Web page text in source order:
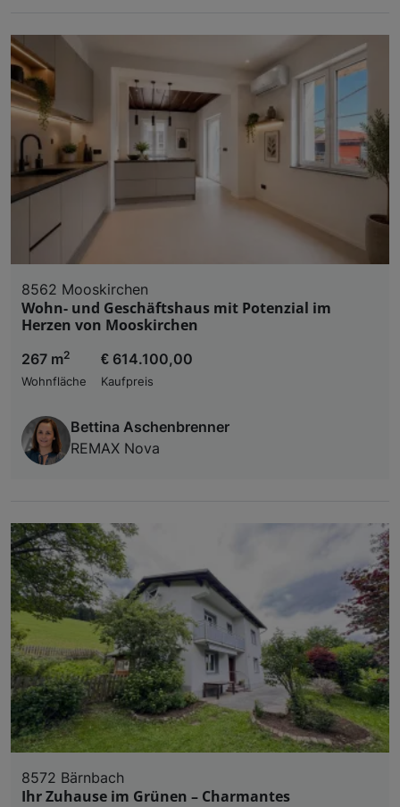
8562 Mooskirchen
Wohn- und Geschäftshaus mit Potenzial im
Herzen von Mooskirchen
267 m2
Wohnfläche
€ 614.100,00
Kaufpreis
Bettina Aschenbrenner
REMAX Nova
8572 Bärnbach
Ihr Zuhause im Grünen – Charmantes